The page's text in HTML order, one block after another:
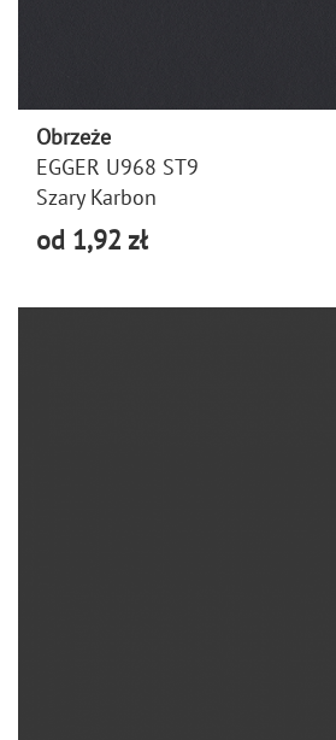
Obrzeże
EGGER U968 ST9
Szary Karbon
od 1,92 zł